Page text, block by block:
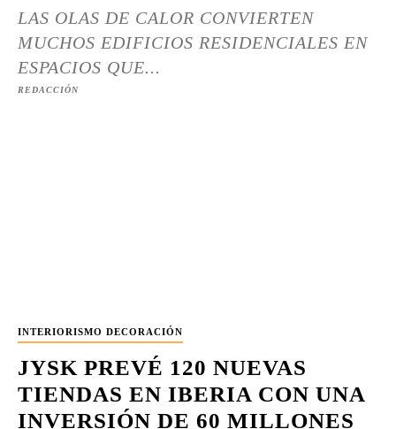
LAS OLAS DE CALOR CONVIERTEN
MUCHOS EDIFICIOS RESIDENCIALES EN
ESPACIOS QUE...
REDACCIÓN
INTERIORISMO DECORACIÓN
JYSK PREVÉ 120 NUEVAS
TIENDAS EN IBERIA CON UNA
INVERSIÓN DE 60 MILLONES